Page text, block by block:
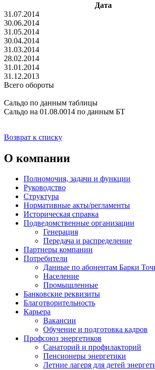
Дата
31.07.2014
30.06.2014
31.05.2014
30.04.2014
31.03.2014
28.02.2014
31.01.2014
31.12.2013
Всего обороты
Сальдо по данным таблицы
Сальдо на 01.08.0014 по данным БТ
Возврат к списку
О компании
Полномочия, задачи и функции
Руководство
Структура
Нормативные акты/регламенты
Историческая справка
Подведомственные организации
Генерация
Передача и распределение
Партнеры компании
Потребители
Данные по абонентам Барки
Население
Промышленные
Банковские реквизиты
Благотворительность
Карьера
Вакансии
Обучение и подготовка кадров
Профсоюз энергетиков
Санаторий и профилакторий
Пенсионеры энергетики
Летние лагеря для детей